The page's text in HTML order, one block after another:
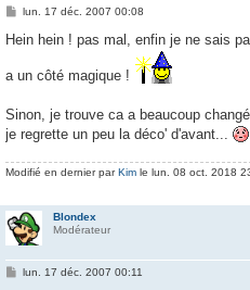
M
s
g
lun. 17 déc. 2007 00:08
Hein hein ! pas mal, enfin je ne sais
a un côté magique !
Sinon, je trouve ca a beaucoup
je regrette un peu la déco' d'avant...
Modifié en dernier parKim le lun. 08 oct. 2018
Blondex
Modérateur
Mlun. 17 déc. 2007 00:11